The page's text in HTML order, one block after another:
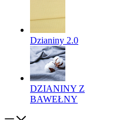
Dzianiny 2.0
DZIANINY Z
BAWEŁNY